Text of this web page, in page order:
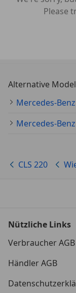
Please
Alternative
CLS 220
Nützliche Links
Verbraucher AGB
Händler AGB